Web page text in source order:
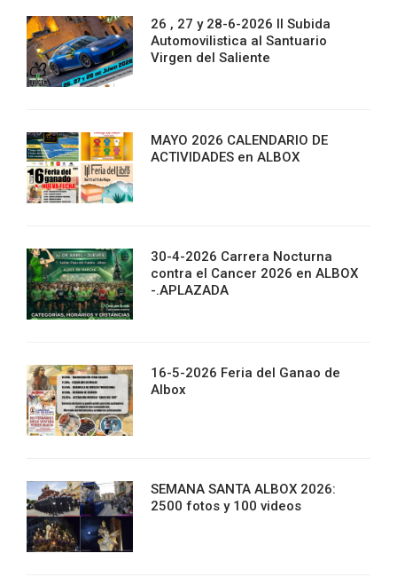
26 , 27 y 28-6-2026 II Subida
Automovilistica al Santuario
Virgen del Saliente
MAYO 2026 CALENDARIO DE
ACTIVIDADES en ALBOX
30-4-2026 Carrera Nocturna
contra el Cancer 2026 en ALBOX
-.APLAZADA
16-5-2026 Feria del Ganao de
Albox
SEMANA SANTA ALBOX 2026:
2500 fotos y 100 videos